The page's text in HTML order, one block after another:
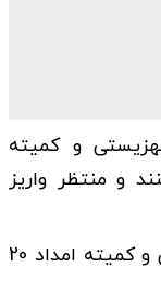
و کمیته
و منتظر واریز
مدتی قبل مستمری ممدجویان بهزیستی و کمیته امداد 20